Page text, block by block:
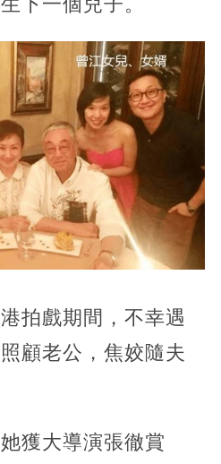
拍戲期間，不幸遇
顧老公，焦姣隨夫
獲大導演張徹賞